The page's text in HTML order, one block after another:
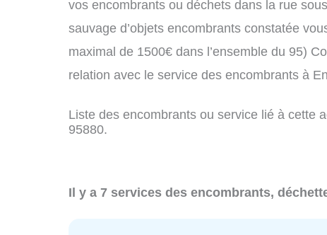
vos encombrants ou déchets dans la rue
sauvage d’objets encombrants constatée
maximal de 1500€ dans l’ensemble du 95)
relation avec le service des encombrants à
Liste des encombrants ou service lié à cette
95880.
Il y a 7 services des encombrants,